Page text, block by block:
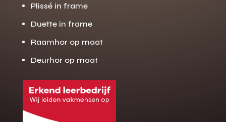
Plissé in frame
Duette in frame
Raamhor op maat
Deurhor op maat